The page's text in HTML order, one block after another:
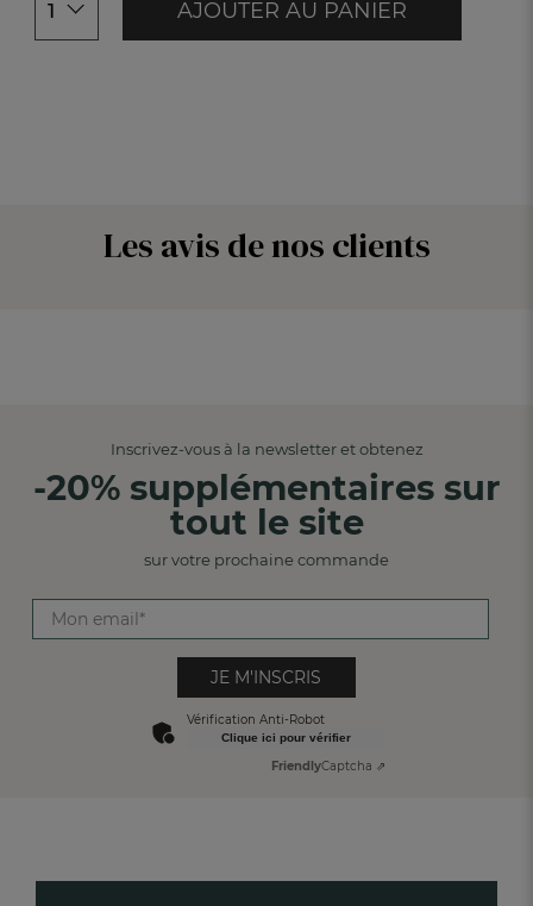
1 AJOUTER AU PANIER
Les avis de nos clients
Inscrivez-vous à la newsletter et obtenez
-20% supplémentaires sur
tout le site
sur votre prochaine commande
JE M'INSCRIS
Vérification Anti-Robot
Clique ici pour vérifier
FriendlyCaptcha ⇗